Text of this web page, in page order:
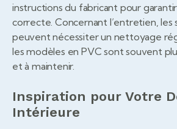
instructions du fabricant pour
correcte. Concernant l’entretien, les
peuvent nécessiter un nettoyage
les modèles en PVC sont souvent
et à maintenir.
Inspiration pour Votre
Intérieure